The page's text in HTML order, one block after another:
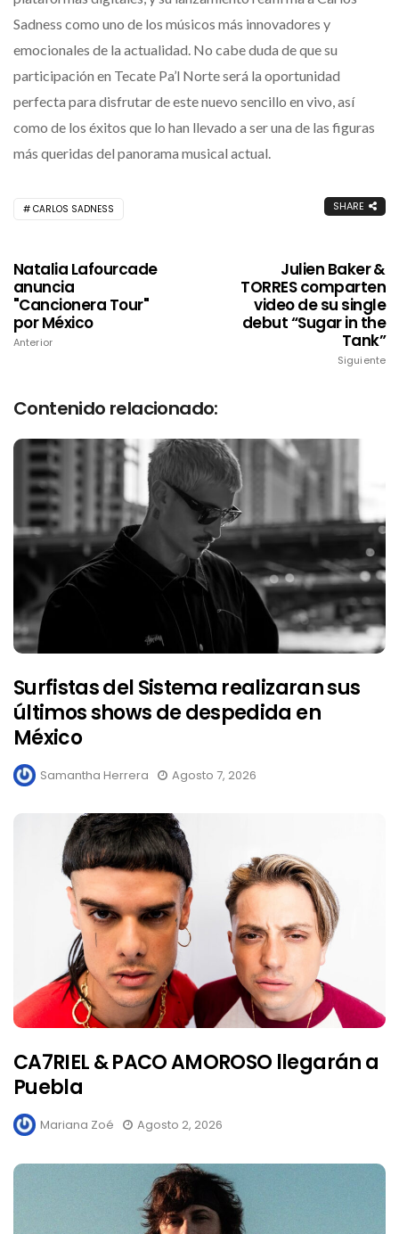
Sadness como uno de los músicos más innovadores y
emocionales de la actualidad. No cabe duda de que su
participación en Tecate Pa’l Norte será la oportunidad
perfecta para disfrutar de este nuevo sencillo en vivo, así
como de los éxitos que lo han llevado a ser una de las figuras
más queridas del panorama musical actual.
CARLOS SADNESS SHARE
Natalia Lafourcade
anuncia
"Cancionera Tour"
por México
Anterior
Julien Baker &
TORRES comparten
video de su single
debut “Sugar in the
Tank”
Siguiente
Contenido relacionado:
Surfistas del Sistema realizaran sus
últimos shows de despedida en
México
Samantha Herrera Agosto 7, 2026
CA7RIEL & PACO AMOROSO llegarán a
Puebla
Mariana Zoé Agosto 2, 2026